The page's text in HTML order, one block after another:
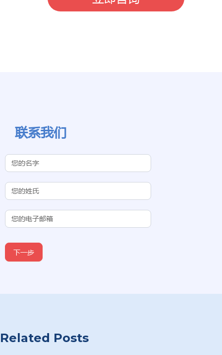
联系我们
Contact Us
(Chinese
Subdomain)
下一步
Related Posts